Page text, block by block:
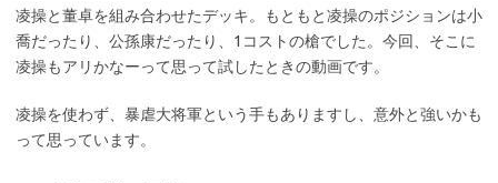
凌操と董卓を組み合わせたデッキ。もともと凌操のポジションは小
喬だったり、公孫康だったり、1コストの槍でした。今回、そこに
凌操もアリかなーって思って試したときの動画です。
凌操を使わず、暴虐大将軍という手もありますし、意外と強いかも
って思っています。